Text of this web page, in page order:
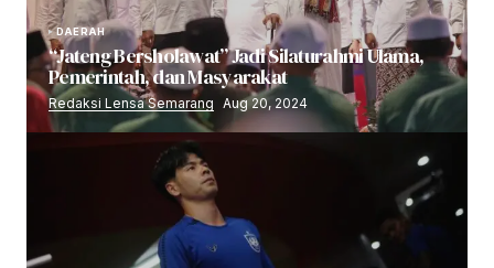
DAERAH
“Jateng Bersholawat” Jadi Silaturahmi Ulama,
Pemerintah, dan Masyarakat
Redaksi Lensa Semarang Aug 20, 2024